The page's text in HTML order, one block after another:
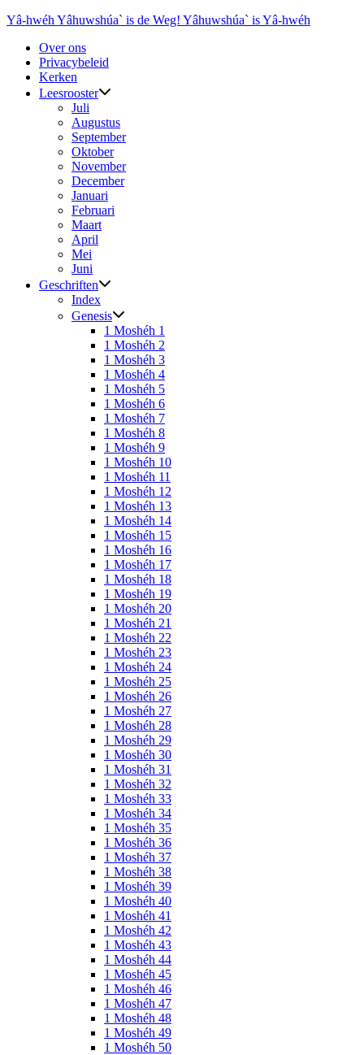
Ga
inhoud
Yâ-hwéh Yâhuwshúa` is de Weg! Yâhuwshúa` is Yâ-hwéh
Over ons
Privacybeleid
Kerken
Leesrooster
Juli
Augustus
September
Oktober
November
December
Januari
Februari
Maart
April
Mei
Juni
Geschriften
Index
Genesis
1 Moshéh 1
1 Moshéh 2
1 Moshéh 3
1 Moshéh 4
1 Moshéh 5
1 Moshéh 6
1 Moshéh 7
1 Moshéh 8
1 Moshéh 9
1 Moshéh 10
1 Moshéh 11
1 Moshéh 12
1 Moshéh 13
1 Moshéh 14
1 Moshéh 15
1 Moshéh 16
1 Moshéh 17
1 Moshéh 18
1 Moshéh 19
1 Moshéh 20
1 Moshéh 21
1 Moshéh 22
1 Moshéh 23
1 Moshéh 24
1 Moshéh 25
1 Moshéh 26
1 Moshéh 27
1 Moshéh 28
1 Moshéh 29
1 Moshéh 30
1 Moshéh 31
1 Moshéh 32
1 Moshéh 33
1 Moshéh 34
1 Moshéh 35
1 Moshéh 36
1 Moshéh 37
1 Moshéh 38
1 Moshéh 39
1 Moshéh 40
1 Moshéh 41
1 Moshéh 42
1 Moshéh 43
1 Moshéh 44
1 Moshéh 45
1 Moshéh 46
1 Moshéh 47
1 Moshéh 48
1 Moshéh 49
1 Moshéh 50